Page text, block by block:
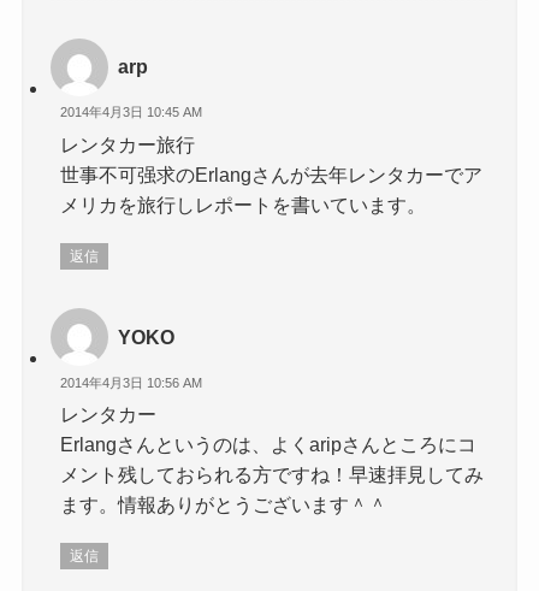
arp
2014年4月3日 10:45 AM
レンタカー旅行
世事不可强求のErlangさんが去年レンタカーでア
メリカを旅行しレポートを書いています。
返信
YOKO
2014年4月3日 10:56 AM
レンタカー
Erlangさんというのは、よくaripさんところにコ
メント残しておられる方ですね！早速拝見してみ
ます。情報ありがとうございます＾＾
返信